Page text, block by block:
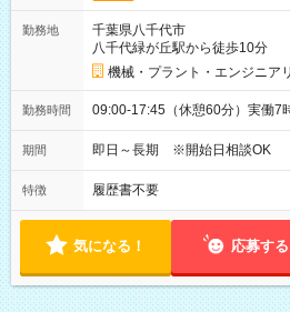
勤務地
千葉県八千代市
八千代緑が丘駅から徒歩10分
機械・プラント・エンジニア
勤務時間 09:00-17:45（休憩60分）実働7
期間 即日～長期 ※開始日相談OK
特徴 履歴書不要
気になる！ 応募する